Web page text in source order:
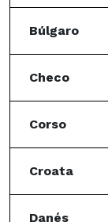
Búlgaro
Checo
Corso
Croata
Danés